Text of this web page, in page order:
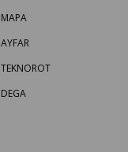
MAPA
AYFAR
TEKNOROT
DEGA